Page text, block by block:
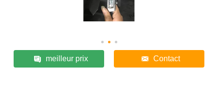
meilleur prix Contact